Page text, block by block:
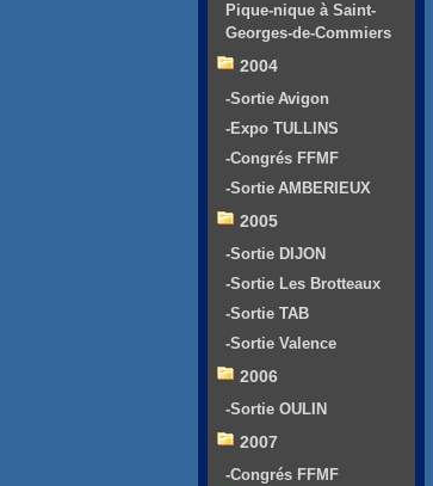
Pique-nique à Saint-
Georges-de-Commiers
2004
-Sortie Avigon
-Expo TULLINS
-Congrés FFMF
-Sortie AMBERIEUX
2005
-Sortie DIJON
-Sortie Les Brotteaux
-Sortie TAB
-Sortie Valence
2006
-Sortie OULIN
2007
-Congrés FFMF